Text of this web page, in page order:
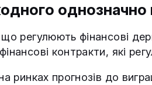
однозначно
регулюють фінансові
контракти, які
ринках прогнозів до